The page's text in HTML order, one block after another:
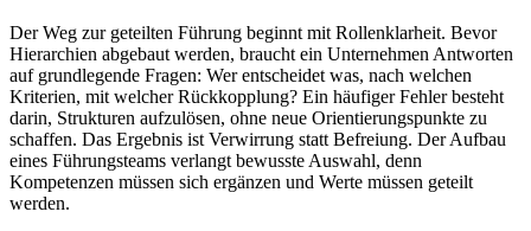
Der Weg zur geteilten Führung beginnt mit Rollenklarheit. Bevor
Hierarchien abgebaut werden, braucht ein Unternehmen Antworten
auf grundlegende Fragen: Wer entscheidet was, nach welchen
Kriterien, mit welcher Rückkopplung? Ein häufiger Fehler besteht
darin, Strukturen aufzulösen, ohne neue Orientierungspunkte zu
schaffen. Das Ergebnis ist Verwirrung statt Befreiung. Der Aufbau
eines Führungsteams verlangt bewusste Auswahl, denn
Kompetenzen müssen sich ergänzen und Werte müssen geteilt
werden.